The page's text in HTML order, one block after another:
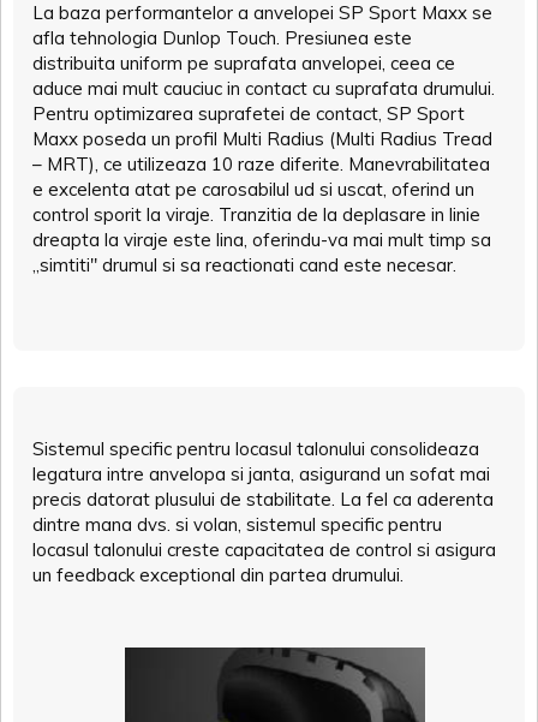
La baza performantelor a anvelopei SP Sport Maxx se
afla tehnologia Dunlop Touch. Presiunea este
distribuita uniform pe suprafata anvelopei, ceea ce
aduce mai mult cauciuc in contact cu suprafata drumului.
Pentru optimizarea suprafetei de contact, SP Sport
Maxx poseda un profil Multi Radius (Multi Radius Tread
– MRT), ce utilizeaza 10 raze diferite. Manevrabilitatea
e excelenta atat pe carosabilul ud si uscat, oferind un
control sporit la viraje. Tranzitia de la deplasare in linie
dreapta la viraje este lina, oferindu-va mai mult timp sa
„simtiti" drumul si sa reactionati cand este necesar.
Sistemul specific pentru locasul talonului consolideaza
legatura intre anvelopa si janta, asigurand un sofat mai
precis datorat plusului de stabilitate. La fel ca aderenta
dintre mana dvs. si volan, sistemul specific pentru
locasul talonului creste capacitatea de control si asigura
un feedback exceptional din partea drumului.